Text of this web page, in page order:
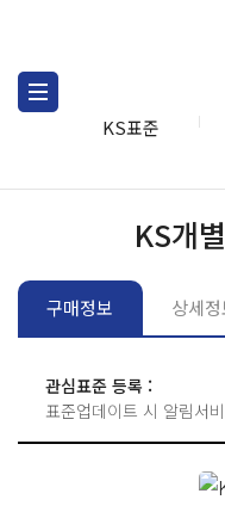
KS표준
KS개
구매정보 상세
관심표준 등록 :
표준업데이트 시 알림서